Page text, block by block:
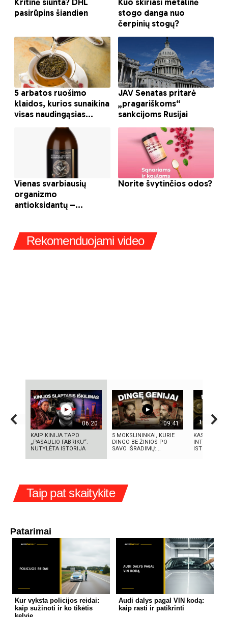
Rekomenduojami video
06:20
KAIP KINIJA TAPO
„PASAULIO FABRIKU“:
NUTYLĖTA ISTORIJA
09:41
5 MOKSLININKAI, KURIE
DINGO BE ŽINIOS PO
SAVO IŠRADIMŲ:...
KAS
INTELEKTĄ?
ISTORIJA IR
Taip pat skaitykite
Patarimai
Kur vyksta policijos reidai:
kaip sužinoti ir ko tikėtis
Audi dalys pagal VIN kodą:
kaip rasti ir patikrinti